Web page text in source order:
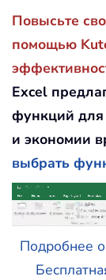
Повысьте
помощью
Excel
функций для
и экономии
выбрать
Подробнее